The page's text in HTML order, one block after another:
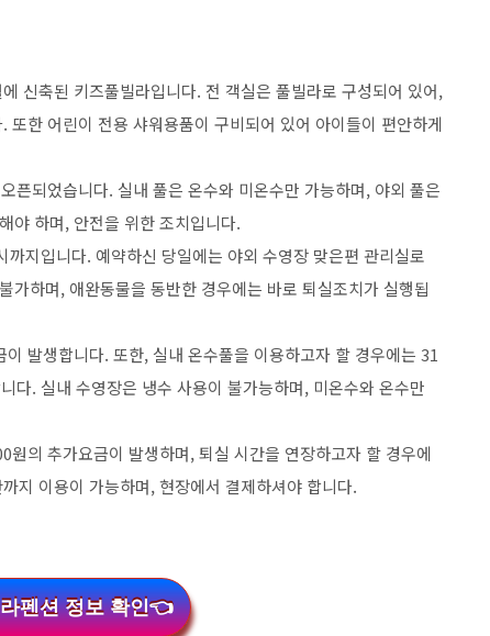
신축된 키즈풀빌라입니다. 전 객실은 풀빌라로 구성되어 있어,
한 어린이 전용 샤워용품이 구비되어 있어 아이들이 편안하게
픈되었습니다. 실내 풀은 온수와 미온수만 가능하며, 야외 풀은
야 하며, 안전을 위한 조치입니다.
지입니다. 예약하신 당일에는 야외 수영장 맞은편 관리실로
가하며, 애완동물을 동반한 경우에는 바로 퇴실조치가 실행됩
발생합니다. 또한, 실내 온수풀을 이용하고자 할 경우에는 31
다. 실내 수영장은 냉수 사용이 불가능하며, 미온수와 온수만
의 추가요금이 발생하며, 퇴실 시간을 연장하고자 할 경우에
지 이용이 가능하며, 현장에서 결제하셔야 합니다.
펜션 정보 확인👈